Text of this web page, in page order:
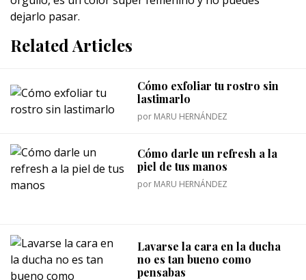
dejarlo pasar.
Related Articles
Cómo exfoliar tu rostro sin
lastimarlo
por MARU HERNÁNDEZ
Cómo darle un refresh a la
piel de tus manos
por MARU HERNÁNDEZ
Lavarse la cara en la ducha
no es tan bueno como
pensabas